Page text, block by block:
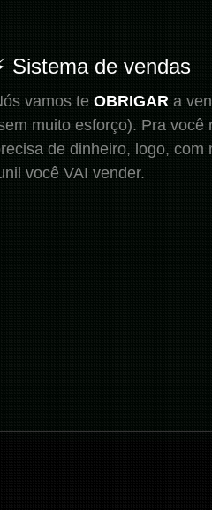
Sistema de vendas
vamos te OBRIGAR a
muito esforço). Pra você
de dinheiro, logo, com
você VAI vender.